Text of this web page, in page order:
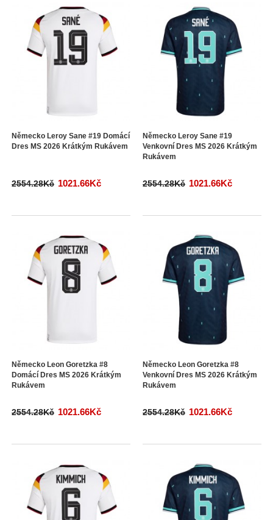
Německo Leroy Sane #19 Domácí
Dres MS 2026 Krátkým Rukávem
2554.28Kč 1021.66Kč
Německo Leroy Sane #19
Venkovní Dres MS 2026 Krátkým
Rukávem
2554.28Kč 1021.66Kč
Německo Leon Goretzka #8
Domácí Dres MS 2026 Krátkým
Rukávem
2554.28Kč 1021.66Kč
Německo Leon Goretzka #8
Venkovní Dres MS 2026 Krátkým
Rukávem
2554.28Kč 1021.66Kč